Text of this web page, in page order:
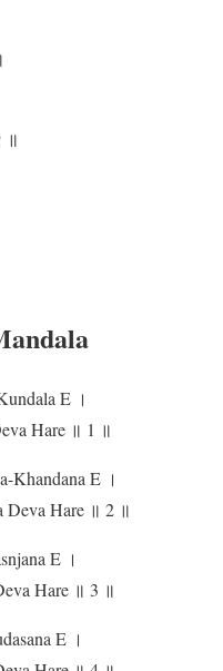
॥
E ।
Hare ॥ 1 ॥
Khandana E ।
Deva Hare ॥ 2 ॥
E ।
Hare ॥ 3 ॥
E ।